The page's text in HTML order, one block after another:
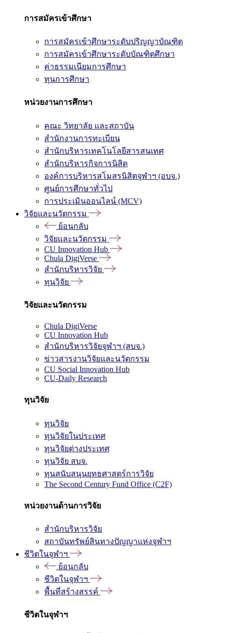
การสมัครเข้าศึกษา
การสมัครเข้าศึกษาระดับปริญญาบัณฑิต
การสมัครเข้าศึกษาระดับบัณฑิตศึกษา
ค่าธรรมเนียมการศึกษา
ทุนการศึกษา
หน่วยงานการศึกษา
คณะ วิทยาลัย และสถาบัน
สำนักงานการทะเบียน
สำนักบริหารเทคโนโลยีสารสนเทศ
สำนักบริหารกิจการนิสิต
องค์การบริหารสโมสรนิสิตจุฬาฯ (อบจ.)
ศูนย์การศึกษาทั่วไป
การประเมินออนไลน์ (MCV)
วิจัยและนวัตกรรม
ย้อนกลับ
วิจัยและนวัตกรรม
CU Innovation Hub
Chula DigiVerse
สำนักบริหารวิจัย
ทุนวิจัย
วิจัยและนวัตกรรม
Chula DigiVerse
CU Innovation Hub
สำนักบริหารวิจัยจุฬาฯ (สบจ.)
ข่าวสารงานวิจัยและนวัตกรรม
CU Social Innovation Hub
CU-Daily Research
ทุนวิจัย
ทุนวิจัย
ทุนวิจัยในประเทศ
ทุนวิจัยต่างประเทศ
ทุนวิจัย สบจ.
ทุนสนับสนุนยุทธศาสตร์การวิจัย
The Second Century Fund Office (C2F)
หน่วยงานด้านการวิจัย
สำนักบริหารวิจัย
สถาบันทรัพย์สินทางปัญญาแห่งจุฬาฯ
ชีวิตในจุฬาฯ
ย้อนกลับ
ชีวิตในจุฬาฯ
พื้นที่สร้างสรรค์
ชีวิตในจุฬาฯ